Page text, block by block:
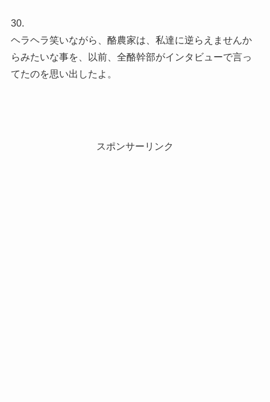
30.
ヘラヘラ笑いながら、酪農家は、私達に逆らえませんか
らみたいな事を、以前、全酪幹部がインタビューで言っ
てたのを思い出したよ。
スポンサーリンク